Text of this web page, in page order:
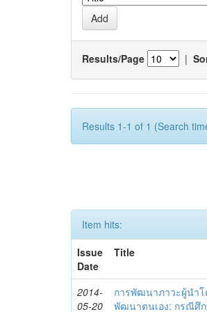
Results/Page |
Results 1-1 of 1 (Search
Item hits:
Issue
Date
Title
2014-
05-20
การพัฒนาภาวะผู้นำ
พัฒนาตนเอง: กรณีศึก